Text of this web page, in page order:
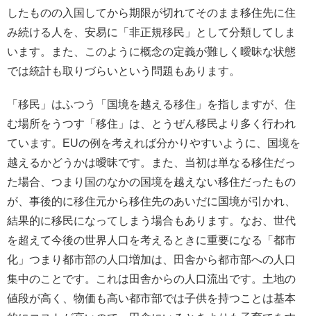
したものの入国してから期限が切れてそのまま移住先に住
み続ける人を、安易に「非正規移民」として分類してしま
います。また、このように概念の定義が難しく曖昧な状態
では統計も取りづらいという問題もあります。
「移民」はふつう「国境を越える移住」を指しますが、住
む場所をうつす「移住」は、とうぜん移民より多く行われ
ています。EUの例を考えれば分かりやすいように、国境を
越えるかどうかは曖昧です。また、当初は単なる移住だっ
た場合、つまり国のなかの国境を越えない移住だったもの
が、事後的に移住元から移住先のあいだに国境が引かれ、
結果的に移民になってしまう場合もあります。なお、世代
を超えて今後の世界人口を考えるときに重要になる「都市
化」つまり都市部の人口増加は、田舎から都市部への人口
集中のことです。これは田舎からの人口流出です。土地の
値段が高く、物価も高い都市部では子供を持つことは基本